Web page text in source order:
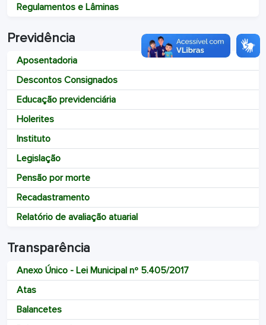
Regulamentos e Lâminas
Previdência
Aposentadoria
Descontos Consignados
Educação previdenciária
Holerites
Instituto
Legislação
Pensão por morte
Recadastramento
Relatório de avaliação atuarial
Transparência
Anexo Único - Lei Municipal nº 5.405/2017
Atas
Balancetes